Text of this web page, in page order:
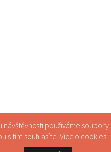
návštěvnosti používáme
s tím souhlasíte. Více o cookies.